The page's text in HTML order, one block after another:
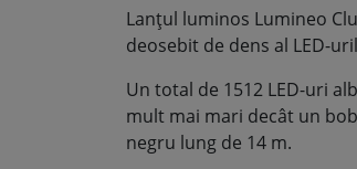
Lanțul luminos Lumineo
deosebit de dens al LED-
Un total de 1512 LED-uri
mult mai mari decât un
negru lung de 14 m.